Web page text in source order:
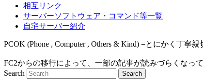
相互リンク
サーバーソフトウェア・コマンド等一覧
自宅サーバー紹介
PCOK (Phone , Computer , Others & Kind) =とにかく丁
FC2からの移行によって、一部の記事が読みづらくなっ
Search